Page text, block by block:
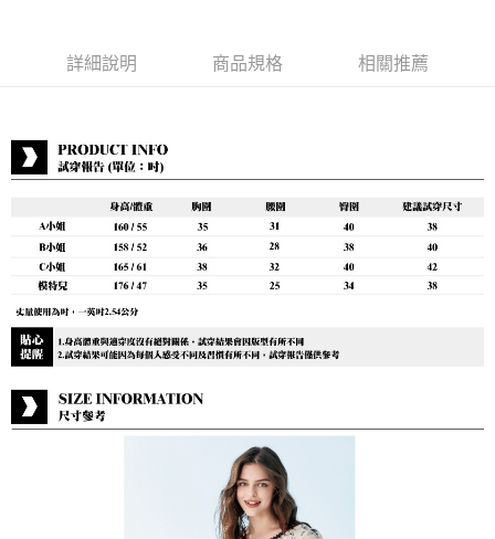
貨到付款
每筆NT$80，滿NT$888(含以上)免運費
詳細說明 商品規格 相關推薦